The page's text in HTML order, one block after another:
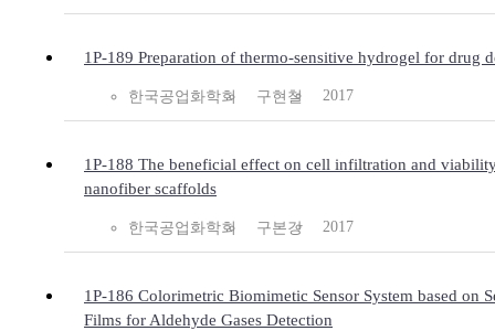
1P-189 Preparation of thermo-sensitive hydrogel for drug
한국공업화학회 구현철 2017
1P-188 The beneficial effect on cell infiltration and
nanofiber scaffolds
한국공업화학회 구본강 2017
1P-186 Colorimetric Biomimetic Sensor System based on
Films for Aldehyde Gases Detection